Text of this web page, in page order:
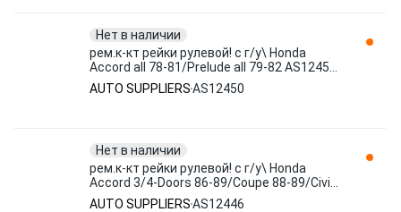
Нет в наличии
рем.к-кт рейки рулевой! с г/у\ Honda
Accord all 78-81/Prelude all 79-82 AS12450
AUTO SUPPLIERS
AUTO SUPPLIERSAS12450
Нет в наличии
рем.к-кт рейки рулевой! с г/у\ Honda
Accord 3/4-Doors 86-89/Coupe 88-89/Civic
84-87 AS12446 AUTO SUPPLIERS
AUTO SUPPLIERSAS12446